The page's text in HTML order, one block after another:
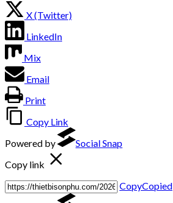
X (Twitter)
LinkedIn
Mix
Email
Print
Copy Link
Powered by
Social Snap
Copy link
CopyCopied